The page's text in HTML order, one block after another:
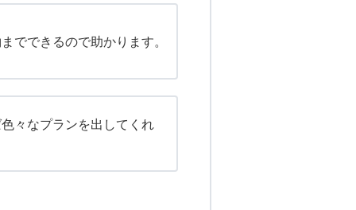
でできるので助かります。
々なプランを出してくれ